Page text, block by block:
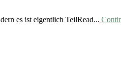
es ist eigentlich TeilRead...